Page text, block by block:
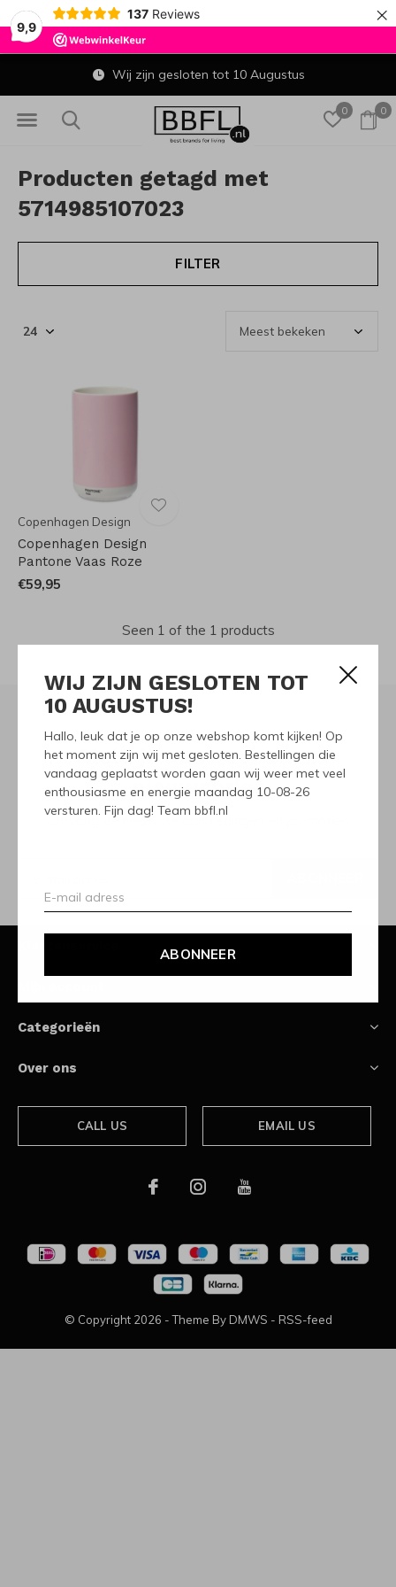
9,9
137 Reviews ×
WIJ ZIJN GESLOTEN TOT
10 AUGUSTUS!
Hallo, leuk dat je op onze webshop komt kijken! Op
het moment zijn wij met gesloten. Bestellingen die
vandaag geplaatst worden gaan wij weer met veel
enthousiasme en energie maandag 10-08-26
versturen. Fijn dag! Team bbfl.nl
ABONNEER
0 0
Wij zijn gesloten tot 10 Augustus
Producten getagd met
5714985107023
FILTER
Copenhagen Design
Copenhagen Design
Pantone Vaas Roze
€59,95
Seen 1 of the 1 products
Meld je aan voor onze
nieuwsbrief
Ontvang de nieuwste aanbiedingen en promoties
Categorieën
Over ons
CALL US EMAIL US
© Copyright 2026 - Theme By DMWS - RSS-feed